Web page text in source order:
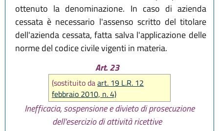
ottenuto la denominazione. In caso di azienda
cessata è necessario l'assenso scritto del titolare
dell'azienda cessata, fatta salva l'applicazione delle
norme del codice civile vigenti in materia.
Art. 23
(sostituito daart. 19 L.R. 12
febbraio 2010, n. 4)
Inefficacia, sospensione e divieto di prosecuzione
dell'esercizio di attività ricettive